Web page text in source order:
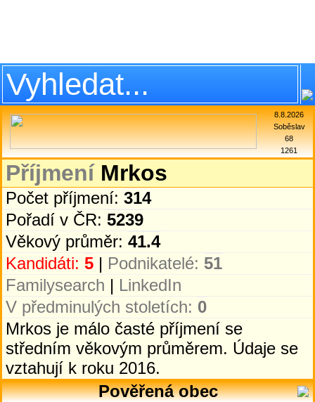
8.8.2026
Soběslav
68
1261
PříjmeníMrkos
Počet příjmení: 314
Pořadí v ČR: 5239
Věkový průměr: 41.4
Kandidáti: 5 | Podnikatelé: 51
Familysearch | LinkedIn
V předminulých stoletích: 0
Mrkos je málo časté příjmení se
středním věkovým průměrem. Údaje se
vztahují k roku 2016.
Pověřená obec